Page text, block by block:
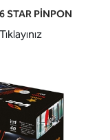
GÖRÜNÜM
STAR PİNPON